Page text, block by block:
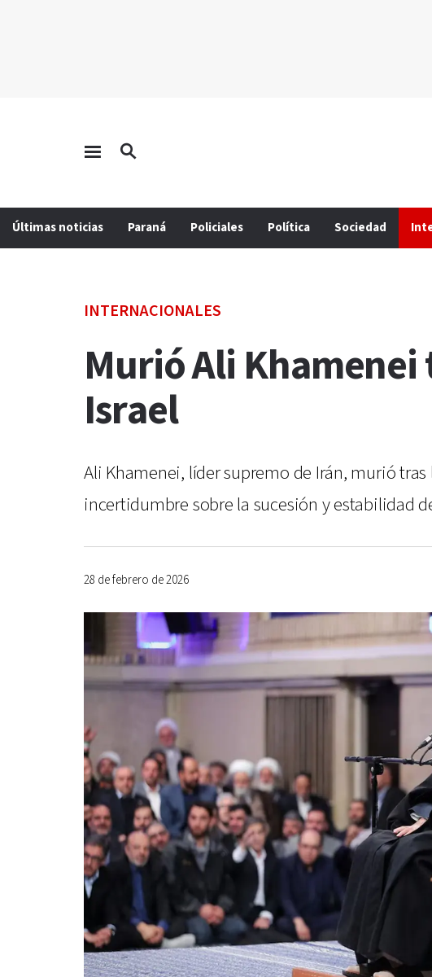
Últimas noticias Paraná Policiales Política Sociedad
INTERNACIONALES
Murió Ali Khamenei
Israel
Ali Khamenei, líder supremo de Irán, murió
incertidumbre sobre la sucesión y estabilidad
28 de febrero de 2026